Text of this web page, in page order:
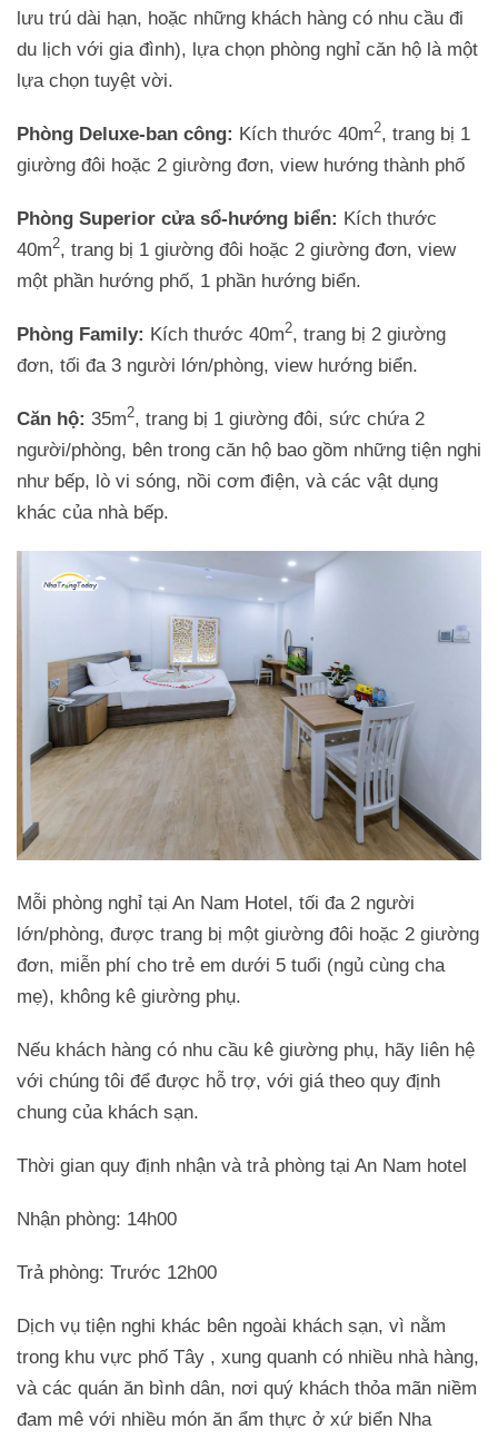
lưu trú dài hạn, hoặc những khách hàng có nhu cầu đi
du lịch với gia đình), lựa chọn phòng nghỉ căn hộ là một
lựa chọn tuyệt vời.
Phòng Deluxe-ban công: Kích thước 40m2, trang bị 1
giường đôi hoặc 2 giường đơn, view hướng thành phố
Phòng Superior cửa sổ-hướng biển: Kích thước
40m2, trang bị 1 giường đôi hoặc 2 giường đơn, view
một phần hướng phố, 1 phần hướng biển.
Phòng Family: Kích thước 40m2, trang bị 2 giường
đơn, tối đa 3 người lớn/phòng, view hướng biển.
Căn hộ: 35m2, trang bị 1 giường đôi, sức chứa 2
người/phòng, bên trong căn hộ bao gồm những tiện nghi
như bếp, lò vi sóng, nồi cơm điện, và các vật dụng
khác của nhà bếp.
Mỗi phòng nghỉ tại An Nam Hotel, tối đa 2 người
lớn/phòng, được trang bị một giường đôi hoặc 2 giường
đơn, miễn phí cho trẻ em dưới 5 tuổi (ngủ cùng cha
mẹ), không kê giường phụ.
Nếu khách hàng có nhu cầu kê giường phụ, hãy liên hệ
với chúng tôi để được hỗ trợ, với giá theo quy định
chung của khách sạn.
Thời gian quy định nhận và trả phòng tại An Nam hotel
Nhận phòng: 14h00
Trả phòng: Trước 12h00
Dịch vụ tiện nghi khác bên ngoài khách sạn, vì nằm
trong khu vực phố Tây , xung quanh có nhiều nhà hàng,
và các quán ăn bình dân, nơi quý khách thỏa mãn niềm
đam mê với nhiều món ăn ẩm thực ở xứ biển Nha